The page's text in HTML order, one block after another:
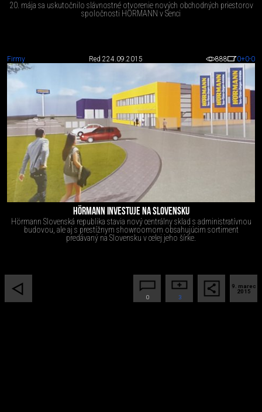
20. mája sa uskutočnilo slávnostné otvorenie nových obchodných priestorov
spoločnosti HÖRMANN v Senci
Firmy Red 224.09.2015 888 0+0-0
HÖRMANN INVESTUJE NA SLOVENSKU
Hörmann Slovenská republika stavia nový centrálny sklad s administratívnou
budovou, ale aj s prestížnym showroomom obsahujúcim sortiment
predávaný na Slovensku v celej jeho šírke.
9. marec
2015
3
0